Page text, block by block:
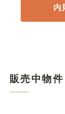
内
販売中物件